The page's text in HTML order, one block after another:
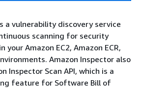
a vulnerability discovery service
scanning for security
Amazon EC2, Amazon ECR,
Amazon Inspector also
Inspector Scan API, which is a
feature for Software Bill of